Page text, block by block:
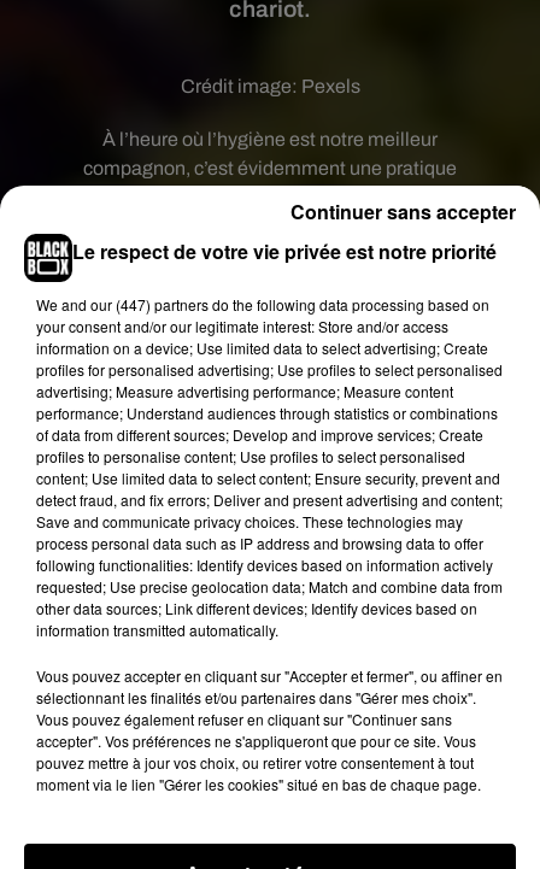
Publié : 9 avril 2020 à 12h55 par Virgil Bauchaud
chariot.
Crédit image: Pexels
À l’heure où l’hygiène est notre meilleur
compagnon, c’est évidemment une pratique
ans a été arrêtée et placée en garde à vue après
avoir léché des produits au beau milieu des
surprenante s’est déroulée ce mardi en Californie,
dans un magasin de South Lake Tahoe.
La californienne avait rempli son chariot de
denrées, dont de la viande et de l’alcool. Au total,
elle a tout de même léché l’équivalent de 1 800
dollars de nourriture mais aussi de bijoux. Une
facture qu’elle n’avait pas les moyens de régler.
Pour écarter tout risque de contamination, les
produits ont été détruits.
Fil actus
7 août 2026
Moha MMZ dévoile « Mikasa », un nouveau
single entre amour et...
7 août 2026
Tayc et Didi B dévoilent le single le plus dansant
de l’année
surprise
5 août 2026
Le respect de votre vie privée est notre priorité
We and our (447) partnersdo the following data processing based on
your consent and/or our legitimate interest: Store and/or access
information on a device; Use limited data to select advertising; Create
profiles for personalised advertising; Use profiles to select personalised
advertising; Measure advertising performance; Measure content
performance; Understand audiences through statistics or combinations
of data from different sources; Develop and improve services; Create
profiles to personalise content; Use profiles to select personalised
content; Use limited data to select content; Ensure security, prevent and
detect fraud, and fix errors; Deliver and present advertising and content;
Save and communicate privacy choices. These technologies may
process personal data such as IP address and browsing data to offer
following functionalities: Identify devices based on information actively
requested; Use precise geolocation data; Match and combine data from
other data sources; Link different devices; Identify devices based on
information transmitted automatically.
Vous pouvez accepter en cliquant sur "Accepter et fermer", ou affiner en
sélectionnant les finalités et/ou partenaires dans "Gérer mes choix".
Vous pouvez également refuser en cliquant sur "Continuer sans
accepter". Vos préférences ne s'appliqueront que pour ce site. Vous
pouvez mettre à jour vos choix, ou retirer votre consentement à tout
moment via le lien "Gérer les cookies" situé en bas de chaque page.
Continuer sans accepter